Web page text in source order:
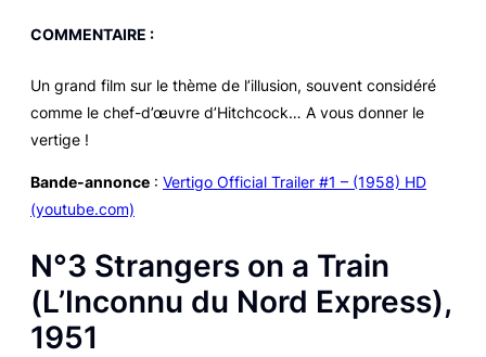
COMMENTAIRE :
Un grand film sur le thème de l’illusion, souvent considéré
comme le chef-d’œuvre d’Hitchcock… A vous donner le
vertige !
Bande-annonce : Vertigo Official Trailer #1 – (1958) HD
(youtube.com)
N°3 Strangers on a Train
(L’Inconnu du Nord Express),
1951